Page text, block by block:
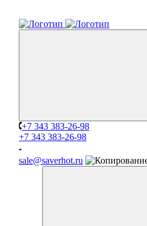
+7 343 383-26-98
+7 343 383-26-98
sale@saverhot.ru